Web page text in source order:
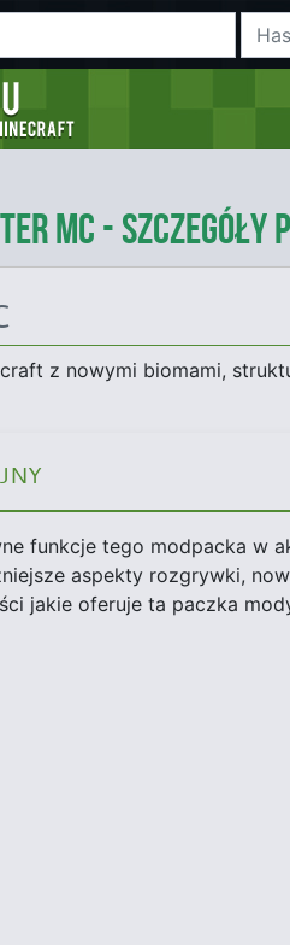
MC -
z nowymi biomami,
funkcje tego modpacka w
aspekty rozgrywki,
jakie oferuje ta paczka